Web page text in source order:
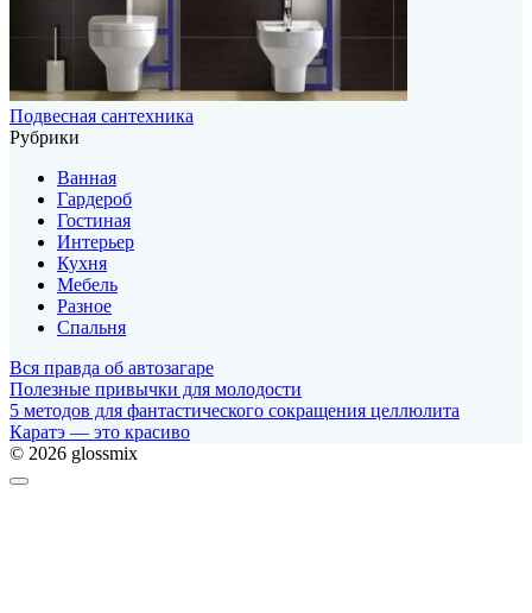
Подвесная сантехника
Рубрики
Ванная
Гардероб
Гостиная
Интерьер
Кухня
Мебель
Разное
Спальня
Вся правда об автозагаре
Полезные привычки для молодости
5 методов для фантастического сокращения целлюлита
Каратэ — это красиво
© 2026 glossmix